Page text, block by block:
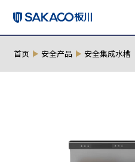
首页 安全产品 安全集成水槽